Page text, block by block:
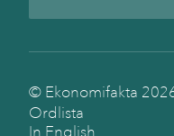
© Ekonomifakta
Ordlista
In English